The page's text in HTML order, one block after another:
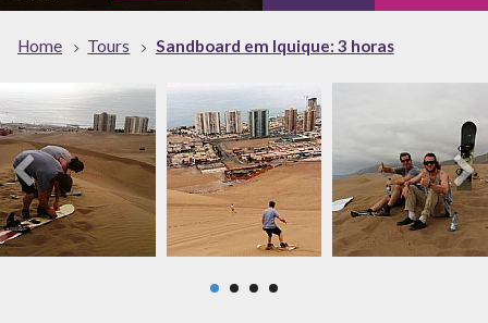
alto
Home Tours Sandboard em Iquique: 3 horas